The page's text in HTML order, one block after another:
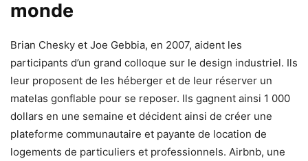
monde
Brian Chesky et Joe Gebbia, en 2007, aident les
participants d’un grand colloque sur le design industriel. Ils
leur proposent de les héberger et de leur réserver un
matelas gonflable pour se reposer. Ils gagnent ainsi 1 000
dollars en une semaine et décident ainsi de créer une
plateforme communautaire et payante de location de
logements de particuliers et professionnels. Airbnb, une